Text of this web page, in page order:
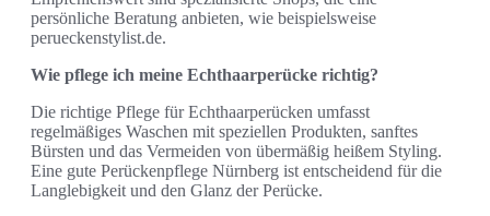
persönliche Beratung anbieten, wie beispielsweise
perueckenstylist.de.
Wie pflege ich meine Echthaarperücke richtig?
Die richtige Pflege für Echthaarperücken umfasst
regelmäßiges Waschen mit speziellen Produkten, sanftes
Bürsten und das Vermeiden von übermäßig heißem Styling.
Eine gute Perückenpflege Nürnberg ist entscheidend für die
Langlebigkeit und den Glanz der Perücke.